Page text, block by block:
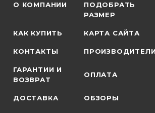
О КОМПАНИИ
ПОДОБРАТЬ
РАЗМЕР
КАК КУПИТЬ КАРТА САЙТА
КОНТАКТЫ ПРОИЗВОДИТЕЛИ
ГАРАНТИИ И
ВОЗВРАТ
ОПЛАТА
ДОСТАВКА ОБЗОРЫ